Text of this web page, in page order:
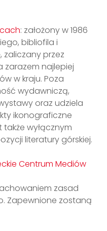
: założony w 1986
bibliofila i
zaliczany przez
zarazem najlepiej
w kraju. Poza
wydawniczą,
oraz udziela
ikonograficzne
wyłącznym
literatury górskiej.
Centrum Mediów
zasad
Zapewnione zostaną